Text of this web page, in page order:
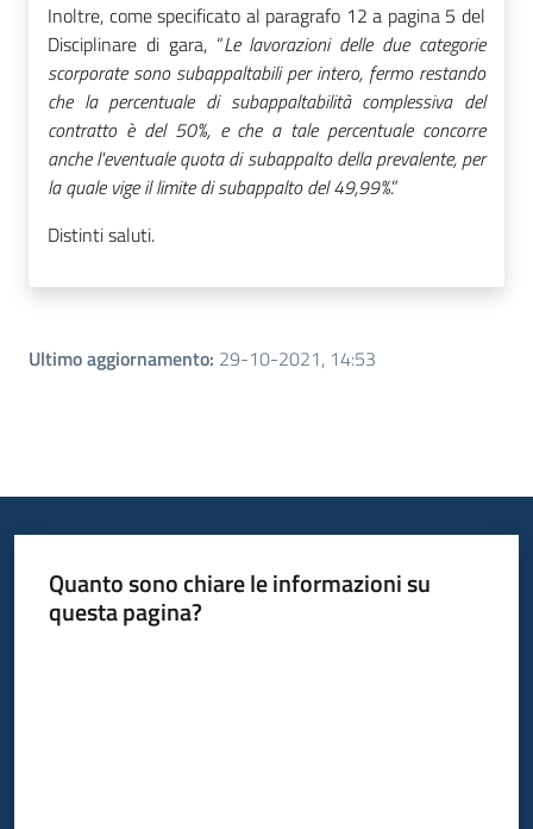
Inoltre, come specificato al paragrafo 12 a pagina 5 del
Disciplinare di gara, “Le lavorazioni delle due categorie
scorporate sono subappaltabili per intero, fermo restando
che la percentuale di subappaltabilità complessiva del
contratto è del 50%, e che a tale percentuale concorre
anche l'eventuale quota di subappalto della prevalente, per
la quale vige il limite di subappalto del 49,99%.”
Distinti saluti.
Ultimo aggiornamento: 29-10-2021, 14:53
Quanto sono chiare le informazioni su
questa pagina?